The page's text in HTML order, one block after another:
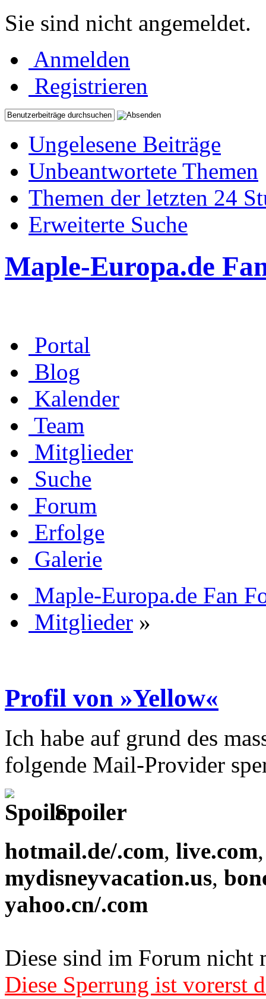
Sie sind nicht angemeldet.
Anmelden
Registrieren
Ungelesene Beiträge
Unbeantwortete Themen
Themen der letzten 24
Erweiterte Suche
Maple-Europa.de
Portal
Blog
Kalender
Team
Mitglieder
Suche
Forum
Erfolge
Galerie
Maple-Europa.de Fan
Mitglieder »
Profil von »Yellow«
Ich habe auf grund des
folgende Mail-Provider
Spoiler
hotmail.de/.com, live.com
mydisneyvacation.us,
yahoo.cn/.com
Diese sind im Forum nicht
Diese Sperrung ist vorerst